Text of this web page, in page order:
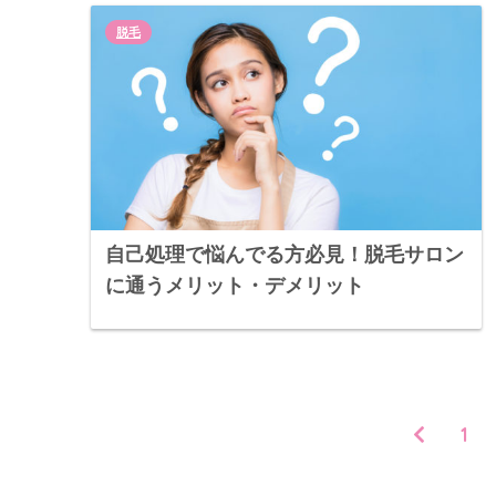
自己処理で悩んでる方必見！脱毛サロン
に通うメリット・デメリット
脱毛
1